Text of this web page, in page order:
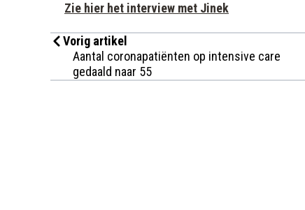
Zie hier het interview met Jinek
Vorig artikel
Aantal coronapatiënten op intensive care
gedaald naar 55